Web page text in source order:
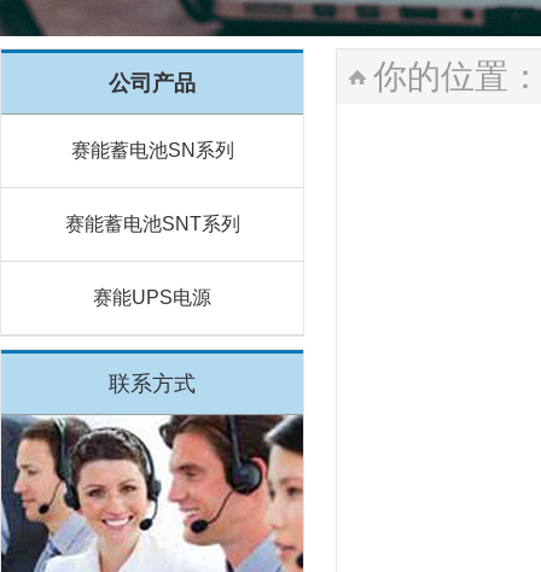
公司产品
赛能蓄电池SN系列
赛能蓄电池SNT系列
赛能UPS电源
联系方式
你的位置：